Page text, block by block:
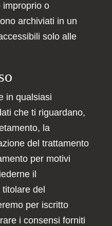
improprio o
archiviati in un
solo alle
in qualsiasi
che ti riguardano,
la
del trattamento
per motivi
il
del
per iscritto
i consensi forniti